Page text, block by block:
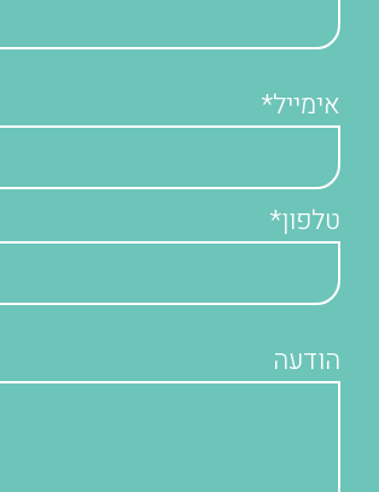
אימייל*
טלפון*
הודעה